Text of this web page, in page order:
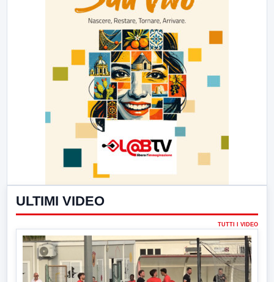
ULTIMI VIDEO
TUTTI I VIDEO